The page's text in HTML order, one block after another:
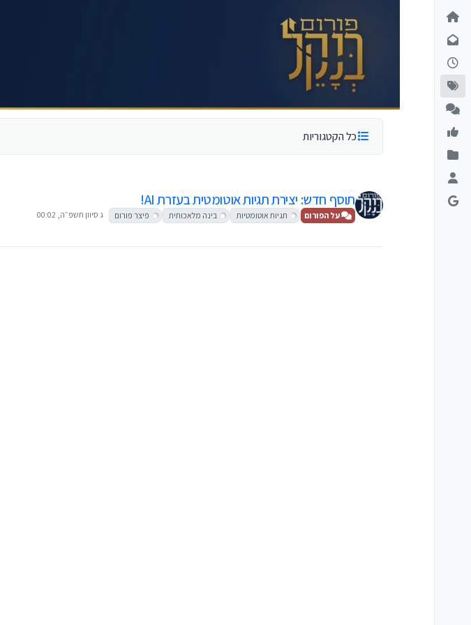
דילוג לתוכן
כל הקטגוריות
תוסף חדש: יצירת תגיות אוטומטית בעזרת AI!
על הפורום תגיות אוטומטיות בינה מלאכותית פיצר פורום ג סיוון תשפ״ה, 00:02